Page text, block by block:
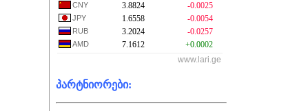
CNY 3.8824 -0.0025
JPY 1.6558 -0.0054
RUB 3.2024 -0.0257
AMD 7.1612
+0.0002
www.lari.ge
პარტნიორები: